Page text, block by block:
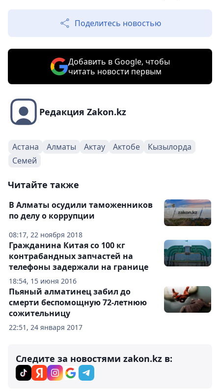
Поделитесь новостью
Добавить в Google, чтобы
читать новости первым
Редакция Zakon.kz
Астана Алматы Актау Актобе
Кызылорда
Семей
Читайте также
08:17, 22 ноября 2018
В Алматы осудили таможенников
по делу о коррупции
18:54, 15 июня 2016
Гражданина Китая со 100 кг
контрабандных запчастей на
телефоны задержали на границе
22:51, 24 января 2017
Пьяный алматинец забил до
смерти беспомощную 72-летнюю
сожительницу
Следите за новостями zakon.kz в: